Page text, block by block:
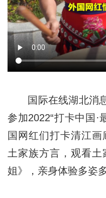
国际在线湖北消息
参加2022“打卡中国·
国网红们打卡清江
土家族方言，观看
姐》，亲身体验多姿